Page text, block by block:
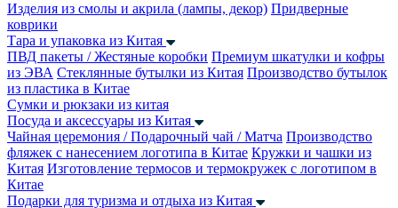
Изделия из смолы и акрила (лампы, декор) Придверные
коврики
Тара и упаковка из Китая
ПВД пакеты / Жестяные коробки Премиум шкатулки и кофры
из ЭВА Стеклянные бутылки из Китая Производство бутылок
из пластика в Китае
Сумки и рюкзаки из китая
Посуда и аксессуары из Китая
Чайная церемония / Подарочный чай / Матча Производство
фляжек с нанесением логотипа в Китае Кружки и чашки из
Китая Изготовление термосов и термокружек с логотипом в
Китае
Подарки для туризма и отдыха из Китая